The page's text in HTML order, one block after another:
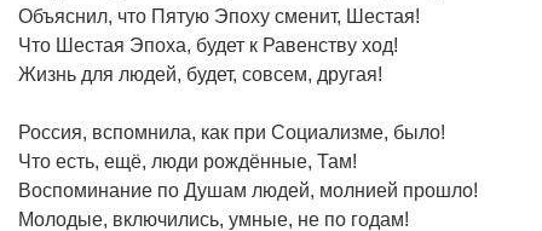
Объяснил, что Пятую Эпоху сменит, Шестая!
Что Шестая Эпоха, будет к Равенству ход!
Жизнь для людей, будет, совсем, другая!
Россия, вспомнила, как при Социализме, было!
Что есть, ещё, люди рождённые, Там!
Воспоминание по Душам людей, молнией прошло!
Молодые, включились, умные, не по годам!